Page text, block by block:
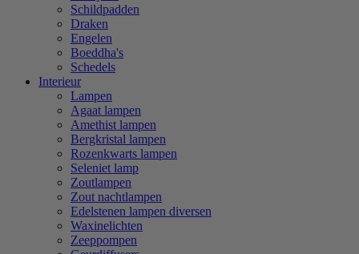
Schildpadden
Draken
Engelen
Boeddha's
Schedels
Interieur
Lampen
Agaat lampen
Amethist lampen
Bergkristal lampen
Rozenkwarts lampen
Seleniet lamp
Zoutlampen
Zout nachtlampen
Edelstenen lampen diversen
Waxinelichten
Zeeppompen